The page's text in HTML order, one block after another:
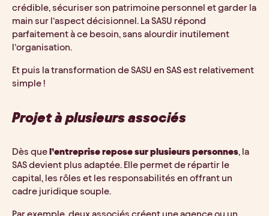
crédible, sécuriser son patrimoine personnel et garder la
main sur l’aspect décisionnel. La SASU répond
parfaitement à ce besoin, sans alourdir inutilement
l’organisation.
Et puis la transformation de SASU en SAS est relativement
simple !
Projet à plusieurs associés
Dès quel’entreprise repose sur plusieurs personnes, la
SAS devient plus adaptée. Elle permet de répartir le
capital, les rôles et les responsabilités en offrant un
cadre juridique souple.
Par exemple, deux associés créent une agence ou un